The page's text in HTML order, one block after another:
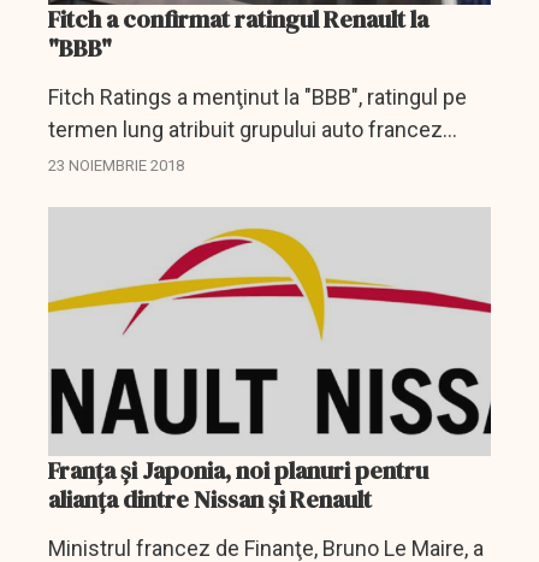
Fitch a confirmat ratingul Renault la
"BBB"
Fitch Ratings a menţinut la "BBB", ratingul pe
termen lung atribuit grupului auto francez
Renault, perspectiva asociată fiind stabilă, se
23 NOIEMBRIE 2018
Franța și Japonia, noi planuri pentru
alianța dintre Nissan și Renault
Ministrul francez de Finanţe, Bruno Le Maire, a